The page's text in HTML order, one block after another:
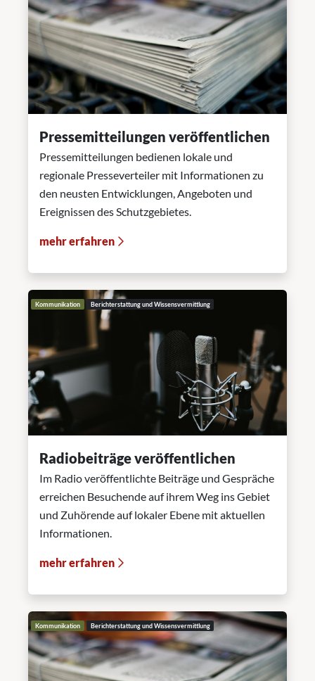
Pressemitteilungen veröffentlichen
Pressemitteilungen bedienen lokale und
regionale Presseverteiler mit Informationen zu
den neusten Entwicklungen, Angeboten und
Ereignissen des Schutzgebietes.
mehr erfahren
Kommunikation Berichterstattung und Wissensvermittlung
Radiobeiträge veröffentlichen
Im Radio veröffentlichte Beiträge und Gespräche
erreichen Besuchende auf ihrem Weg ins Gebiet
und Zuhörende auf lokaler Ebene mit aktuellen
Informationen.
mehr erfahren
Kommunikation Berichterstattung und Wissensvermittlung